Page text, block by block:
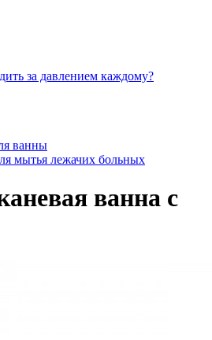
за давлением каждому?
ванны
мытья лежачих больных
ванна с